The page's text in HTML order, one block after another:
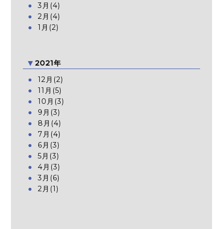
3月(4)
2月(4)
1月(2)
2021年
12月(2)
11月(5)
10月(3)
9月(3)
8月(4)
7月(4)
6月(3)
5月(3)
4月(3)
3月(6)
2月(1)